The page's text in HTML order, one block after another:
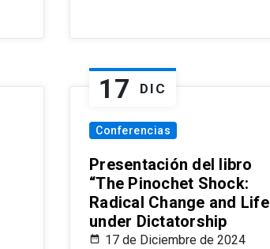
17 DIC
Conferencias
Presentación del libro
“The Pinochet Shock:
Radical Change and Life
under Dictatorship
17 de Diciembre de 2024